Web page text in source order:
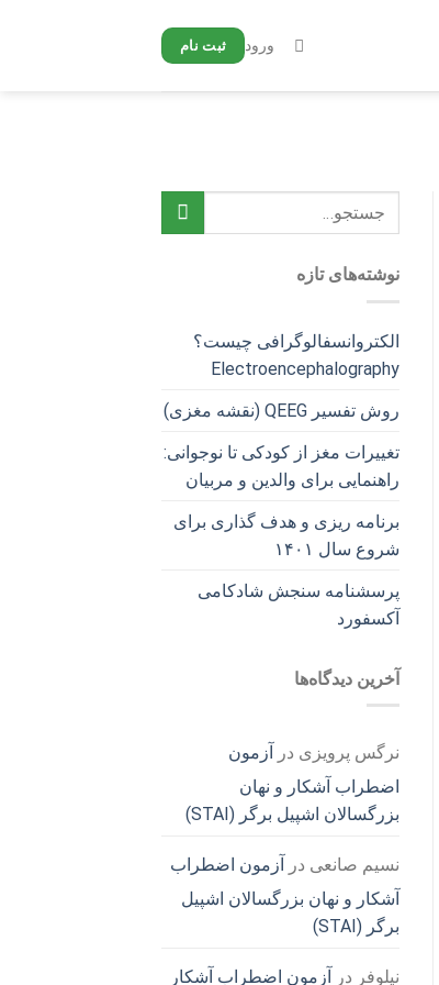
ورود ثبت نام
نوشته‌های تازه
الکتروانسفالوگرافی چیست؟
Electroencephalography
روش تفسیر QEEG (نقشه مغزی)
تغییرات مغز از کودکی تا نوجوانی:
راهنمایی برای والدین و مربیان
برنامه ریزی و هدف گذاری برای
شروع سال ۱۴۰۱
پرسشنامه سنجش شادکامی
آکسفورد
آخرین دیدگاه‌ها
نرگس پرویزی در
آزمون
اضطراب آشکار و نهان
بزرگسالان اشپیل برگر (STAI)
نسیم صانعی در
آزمون اضطراب
آشکار و نهان بزرگسالان اشپیل
برگر (STAI)
نیلوفر در آزمون اضطراب آشکار